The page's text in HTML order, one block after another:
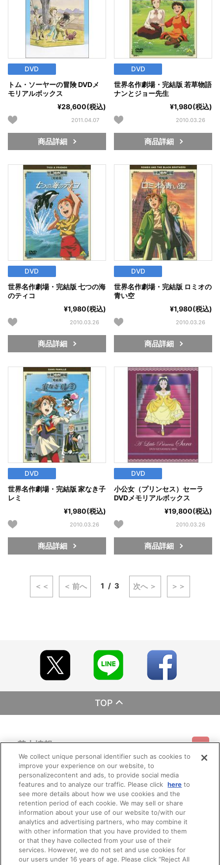
DVD
トム・ソーヤーの冒険 DVDメ
モリアルボックス
¥28,600(税込)
2011.04.07
商品詳細
DVD
世界名作劇場・完結版 若草物語
ナンとジョー先生
¥1,980(税込)
2010.03.26
商品詳細
DVD
世界名作劇場・完結版 七つの海
のティコ
¥1,980(税込)
2010.03.26
商品詳細
DVD
世界名作劇場・完結版 ロミオの
青い空
¥1,980(税込)
2010.03.26
商品詳細
DVD
世界名作劇場・完結版 家なき子
レミ
¥1,980(税込)
2010.03.26
商品詳細
DVD
小公女（プリンセス）セーラ
DVDメモリアルボックス
¥19,800(税込)
2010.03.26
商品詳細
＜＜ ＜ 前へ 1 3 次へ ＞ ＞＞
TOP
基本情報
利用規約 特定商取引法に基づく表示 プライバシーポリシー
プライバシーオプション 会社概要
ご利用情報
ご利用ガイド サイトマップ お問い合わせ
Do Not Sell or Share My Personal Information
会員メニュー
ログイン 会員規約 新規会員登録
その他のご案内
公式X バンダイナムコフィルムワークス
We collect unique personal identifier such as cookies to
improve your experience on our website, to
personalizecontent and ads, to provide social media
features and to analyze our traffic. Please click here to
see more details about how we use cookies and the
retention period of each cookie. We may sell or share
information about your use of our website to/with our
analytics and advertising partners, who may combine it
with other information that you have provided to them
or that they have collected from your use of their
services. However, we do not set and use cookies for
our users under 16 years of age. Please click “Reject All